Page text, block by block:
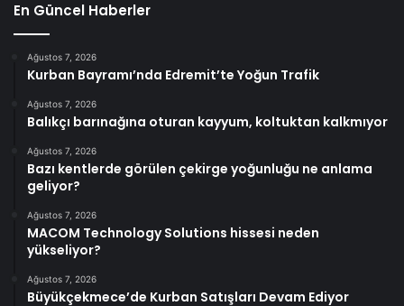
En Güncel Haberler
Ağustos 7, 2026
Kurban Bayramı’nda Edremit’te Yoğun Trafik
Ağustos 7, 2026
Balıkçı barınağına oturan kayyum, koltuktan kalkmıyor
Ağustos 7, 2026
Bazı kentlerde görülen çekirge yoğunluğu ne anlama
geliyor?
Ağustos 7, 2026
MACOM Technology Solutions hissesi neden
yükseliyor?
Ağustos 7, 2026
Büyükçekmece’de Kurban Satışları Devam Ediyor